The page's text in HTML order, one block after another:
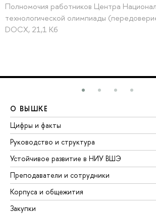
Полномочия работников Центра
технологической олимпиады
DOCX, 21,1 Кб
О ВЫШКЕ
Цифры и факты
Руководство и структура
Устойчивое развитие в НИУ ВШЭ
Преподаватели и сотрудники
Корпуса и общежития
Закупки